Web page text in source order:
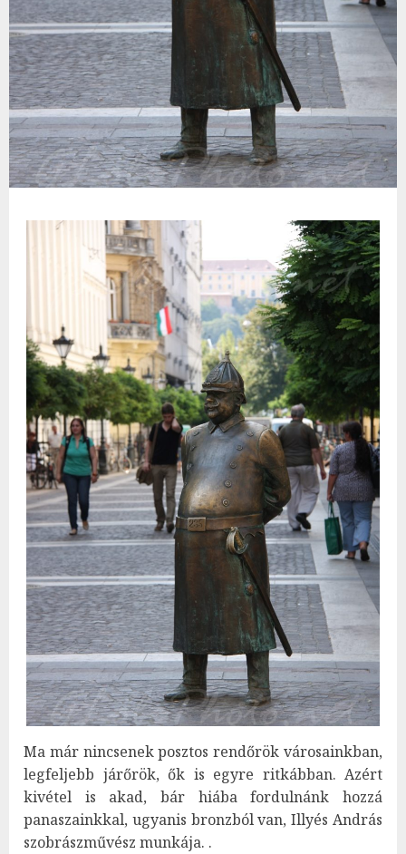
Ma már nincsenek posztos rendőrök városainkban,
legfeljebb járőrök, ők is egyre ritkábban. Azért
kivétel is akad, bár hiába fordulnánk hozzá
panaszainkkal, ugyanis bronzból van, Illyés András
szobrászművész munkája. .